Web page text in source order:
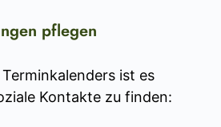
pflegen
ist es
Kontakte zu finden: